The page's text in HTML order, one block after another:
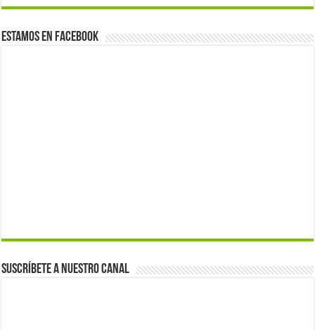
Estamos en Facebook
Suscríbete a nuestro canal